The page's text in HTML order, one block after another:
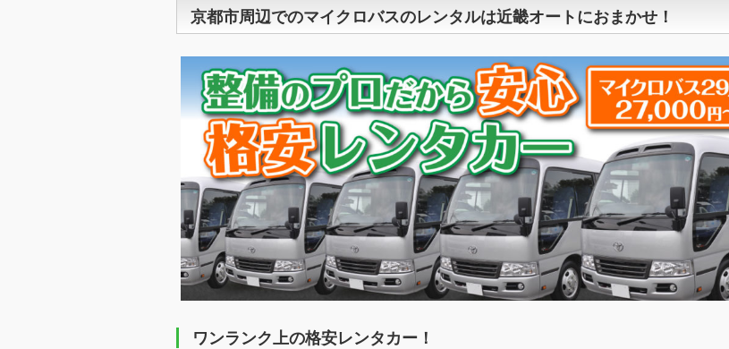
京都市周辺でのマイクロバスのレンタルは近畿オートにおまかせ！
ワンランク上の格安レンタカー！